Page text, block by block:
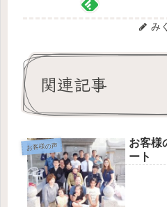
み
関連記事
お客様の声
お客
ート